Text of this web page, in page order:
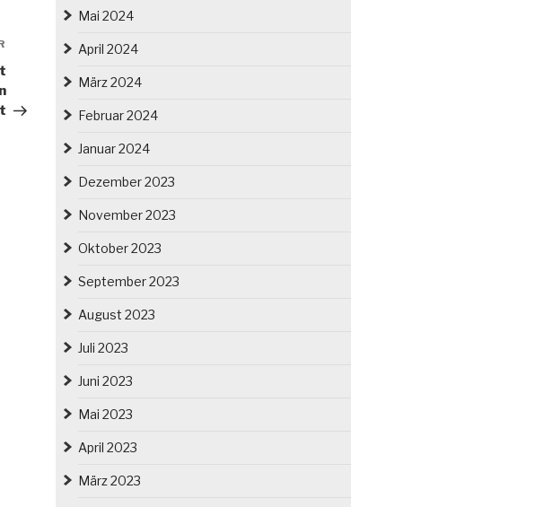
Nächster
Mai 2024
April 2024
März 2024
Februar 2024
Januar 2024
Dezember 2023
November 2023
Oktober 2023
September 2023
August 2023
Juli 2023
Juni 2023
Mai 2023
April 2023
März 2023